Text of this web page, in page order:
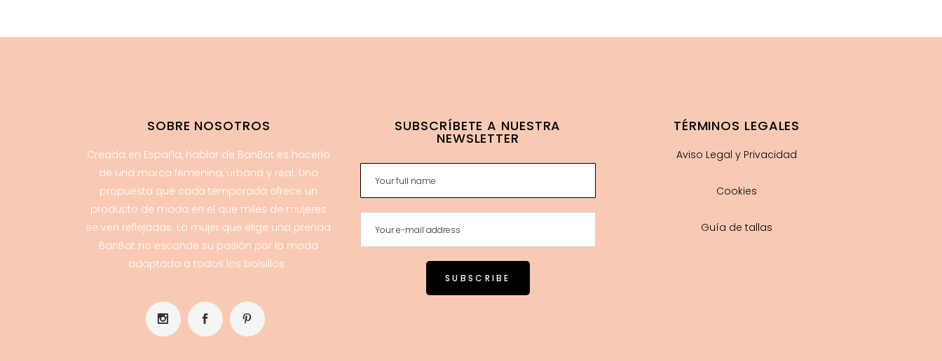
SOBRE NOSOTROS
Creada en España, hablar de BanBat es hacerlo
de una marca femenina, urbana y real. Una
propuesta que cada temporada ofrece un
producto de moda en el que miles de mujeres
se ven reflejadas. La mujer que elige una prenda
BanBat no esconde su pasión por la moda
adaptada a todos los bolsillos .
SUBSCRÍBETE A NUESTRA
NEWSLETTER
TÉRMINOS LEGALES
Aviso Legal y Privacidad
Cookies
Guía de tallas